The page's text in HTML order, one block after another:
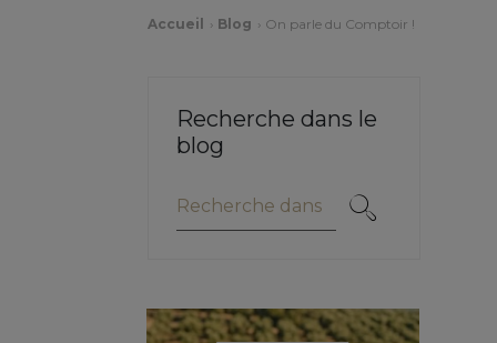
Accueil Blog On parle du Comptoir !
Recherche dans le
blog